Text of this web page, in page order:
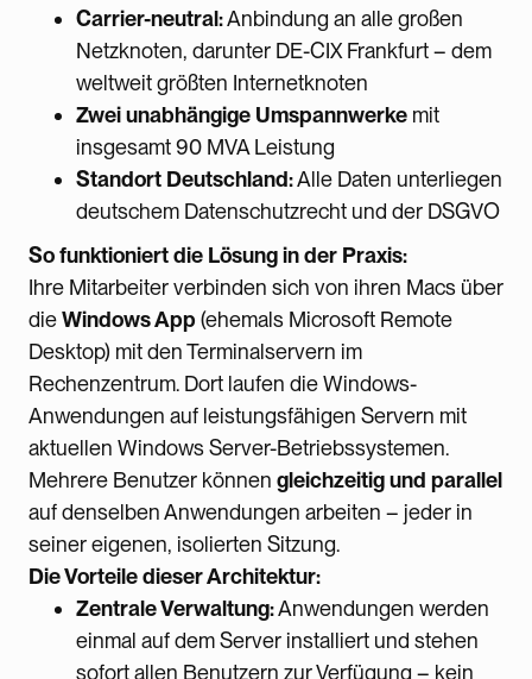
Carrier-neutral:Anbindung an alle großen
Netzknoten, darunter DE-CIX Frankfurt – dem
weltweit größten Internetknoten
Zwei unabhängige Umspannwerke mit
insgesamt 90 MVA Leistung
Standort Deutschland:Alle Daten unterliegen
deutschem Datenschutzrecht und der DSGVO
So funktioniert die Lösung in der Praxis:
Ihre Mitarbeiter verbinden sich von ihren Macs über
dieWindows App (ehemals Microsoft Remote
Desktop) mit den Terminalservern im
Rechenzentrum. Dort laufen die Windows-
Anwendungen auf leistungsfähigen Servern mit
aktuellen Windows Server-Betriebssystemen.
Mehrere Benutzer können gleichzeitig und parallel
auf denselben Anwendungen arbeiten – jeder in
seiner eigenen, isolierten Sitzung.
Die Vorteile dieser Architektur:
Zentrale Verwaltung:Anwendungen werden
einmal auf dem Server installiert und stehen
sofort allen Benutzern zur Verfügung – kein